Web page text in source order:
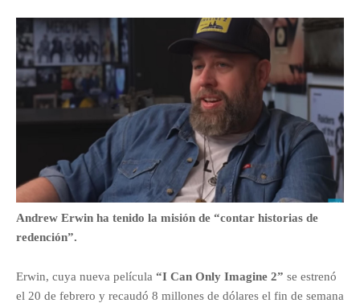
Andrew Erwin ha tenido la misión de “contar historias de
redención”.
Erwin, cuya nueva película “I Can Only Imagine 2” se estrenó
el 20 de febrero y recaudó 8 millones de dólares el fin de semana